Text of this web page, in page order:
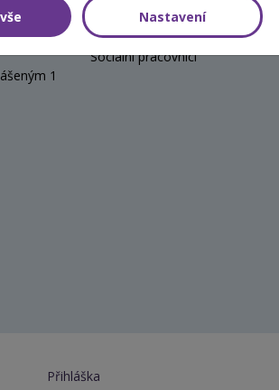
1
Cílová skupina
Sociální pracovníci
Přihláška
Nastavení